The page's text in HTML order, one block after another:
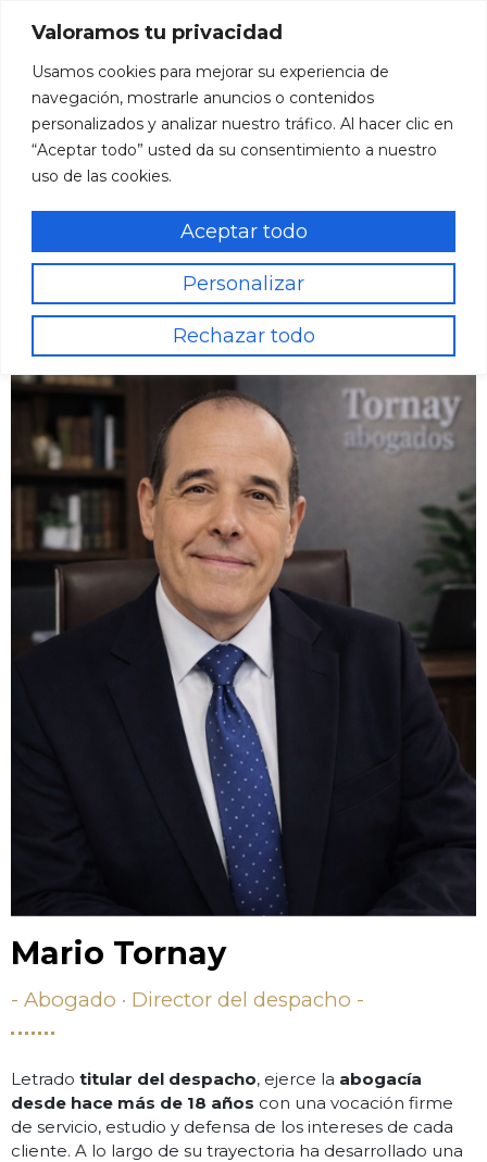
Valoramos tu privacidad
Usamos cookies para mejorar su experiencia de
navegación, mostrarle anuncios o contenidos
personalizados y analizar nuestro tráfico. Al hacer clic en
“Aceptar todo” usted da su consentimiento a nuestro
uso de las cookies.
Personalizar
Rechazar todo
Aceptar todo
Nuestro Equipo
Inicio / Nuestro Equipo
Mario Tornay
- Abogado · Director del despacho -
Letrado titular del despacho, ejerce la abogacía
desde hace más de 18 años con una vocación firme
de servicio, estudio y defensa de los intereses de cada
cliente. A lo largo de su trayectoria ha desarrollado una